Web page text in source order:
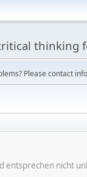
thinking
Please contact
entsprechen nicht